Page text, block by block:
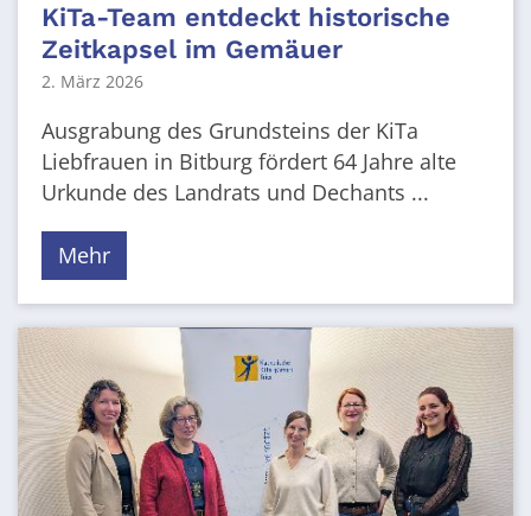
KiTa-Team entdeckt historische
Zeitkapsel im Gemäuer
2. März 2026
Ausgrabung des Grundsteins der KiTa
Liebfrauen in Bitburg fördert 64 Jahre alte
Urkunde des Landrats und Dechants ...
Mehr